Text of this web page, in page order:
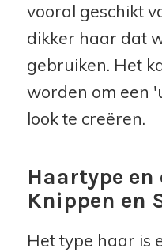
vooral geschikt
dikker haar dat
gebruiken. Het
worden om een
look te creëren.
Haartype en
Knippen en
Het type haar is